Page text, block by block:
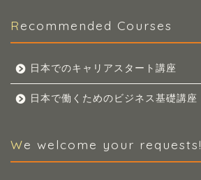
Recommended Courses
日本でのキャリアスタート講座
日本で働くためのビジネス基礎講座
We welcome your requests!